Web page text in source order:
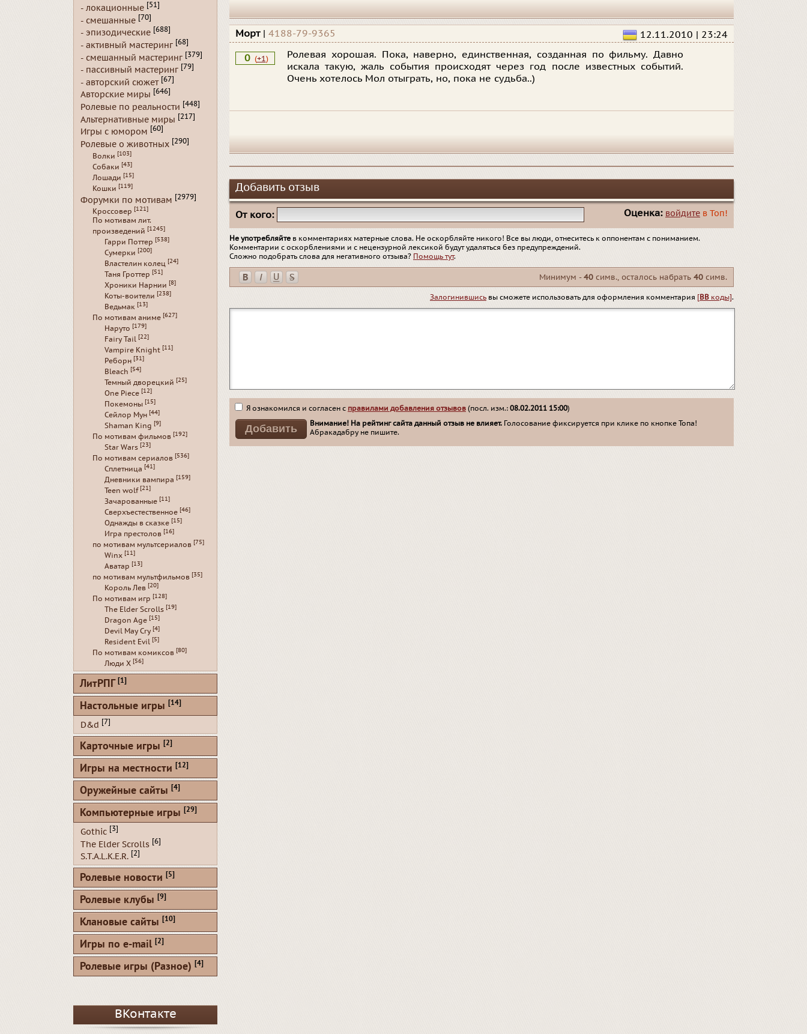
Морт | 4188-79-9365 12.11.2010 | 23:24
0 (+1)
Ролевая хорошая. Пока, наверно, единственная, созданная по фильму. Давно
искала такую, жаль события происходят через год после известных событий.
Очень хотелось Мол отыграть, но, пока не судьба..)
Добавить отзыв
От кого: Оценка: войдите в Топ!
Не употребляйте в комментариях матерные слова. Не оскорбляйте никого! Все вы люди, отнеситесь к оппонентам с пониманием.
Комментарии с оскорблениями и с нецензурной лексикой будут удаляться без предупреждений.
Сложно подобрать слова для негативного отзыва? Помощь тут.
Минимум -40 симв., осталось набрать 40 симв.
Залогинившись вы сможете использовать для оформления комментария [BB коды].
Я ознакомился и согласен с правилами добавления отзывов (посл. изм.: 08.02.2011 15:00)
Внимание! На рейтинг сайта данный отзыв не влияет. Голосование фиксируется при клике по кнопке Топа!
Абракадабру не пишите.
- локационные [51]
- смешанные [70]
- эпизодические [688]
- активный мастеринг [68]
- смешанный мастеринг [379]
- пассивный мастеринг [79]
- авторский сюжет [67]
Авторские миры [646]
Ролевые по реальности [448]
Альтернативные миры [217]
Игры с юмором [60]
Ролевые о животных [290]
Волки [103]
Собаки [43]
Лошади [15]
Кошки [119]
Форумки по мотивам [2979]
Кроссовер [121]
По мотивам лит.
произведений [1245]
Гарри Поттер [538]
Сумерки [200]
Властелин колец [24]
Таня Гроттер [51]
Хроники Нарнии [8]
Коты-воители [238]
Ведьмак [13]
По мотивам аниме [627]
Наруто [179]
Fairy Tail [22]
Vampire Knight [11]
Реборн [31]
Bleach [54]
Темный дворецкий [25]
One Piece [12]
Покемоны [15]
Сейлор Мун [44]
Shaman King [9]
По мотивам фильмов [192]
Star Wars [23]
По мотивам сериалов [536]
Сплетница [41]
Дневники вампира [159]
Teen wolf [21]
Зачарованные [11]
Сверхъестественное [46]
Однажды в сказке [15]
Игра престолов [16]
по мотивам мультсериалов [75]
Winx [11]
Аватар [13]
по мотивам мультфильмов [35]
Король Лев [20]
По мотивам игр [128]
The Elder Scrolls [19]
Dragon Age [15]
Devil May Cry [4]
Resident Evil [5]
По мотивам комиксов [80]
Люди Х [56]
ЛитРПГ [1]
Настольные игры [14]
D&d [7]
Карточные игры [2]
Игры на местности [12]
Оружейные сайты [4]
Компьютерные игры [29]
Gothic [3]
The Elder Scrolls [6]
S.T.A.L.K.E.R. [2]
Ролевые новости [5]
Ролевые клубы [9]
Клановые сайты [10]
Игры по e-mail [2]
Ролевые игры (Разное) [4]
ВКонтакте